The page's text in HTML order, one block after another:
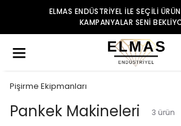
ELMAS ENDÜSTRIYEL ILE SEÇILI
KAMPANYALAR SENI
Pişirme Ekipmanları
Pankek Makineleri 3 ürün